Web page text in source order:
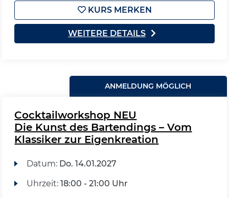
KURS MERKEN
WEITERE DETAILS
ANMELDUNG MÖGLICH
Cocktailworkshop NEU
Die Kunst des Bartendings – Vom
Klassiker zur Eigenkreation
Datum: Do. 14.01.2027
Uhrzeit: 18:00 - 21:00 Uhr